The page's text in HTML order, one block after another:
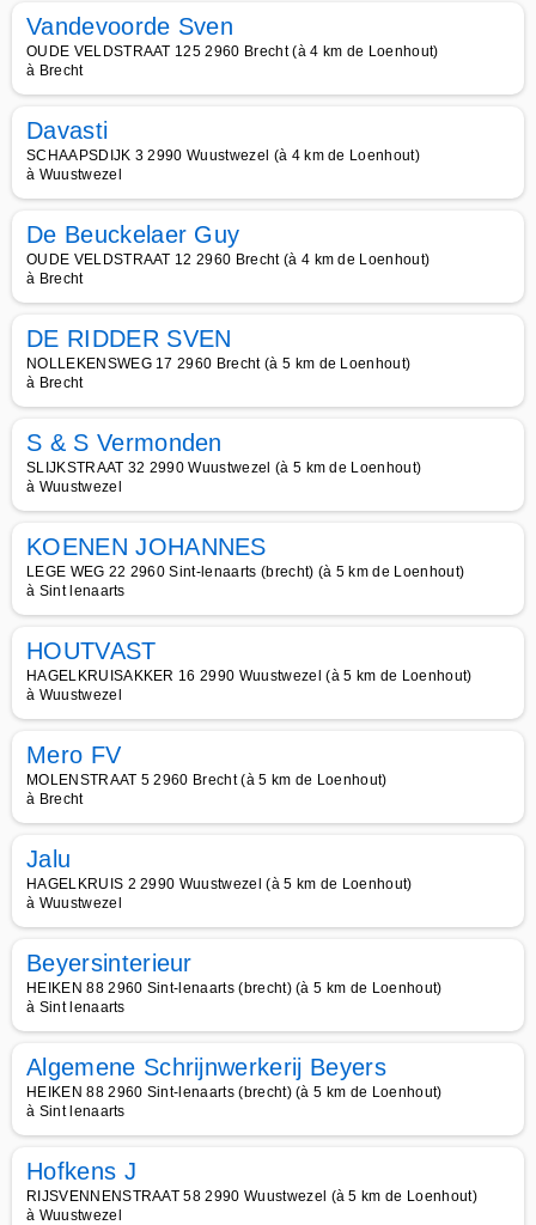
Vandevoorde Sven
OUDE VELDSTRAAT 125 2960 Brecht (à 4 km de Loenhout)
à Brecht
Davasti
SCHAAPSDIJK 3 2990 Wuustwezel (à 4 km de Loenhout)
à Wuustwezel
De Beuckelaer Guy
OUDE VELDSTRAAT 12 2960 Brecht (à 4 km de Loenhout)
à Brecht
DE RIDDER SVEN
NOLLEKENSWEG 17 2960 Brecht (à 5 km de Loenhout)
à Brecht
S & S Vermonden
SLIJKSTRAAT 32 2990 Wuustwezel (à 5 km de Loenhout)
à Wuustwezel
KOENEN JOHANNES
LEGE WEG 22 2960 Sint-lenaarts (brecht) (à 5 km de Loenhout)
à Sint lenaarts
HOUTVAST
HAGELKRUISAKKER 16 2990 Wuustwezel (à 5 km de Loenhout)
à Wuustwezel
Mero FV
MOLENSTRAAT 5 2960 Brecht (à 5 km de Loenhout)
à Brecht
Jalu
HAGELKRUIS 2 2990 Wuustwezel (à 5 km de Loenhout)
à Wuustwezel
Beyersinterieur
HEIKEN 88 2960 Sint-lenaarts (brecht) (à 5 km de Loenhout)
à Sint lenaarts
Algemene Schrijnwerkerij Beyers
HEIKEN 88 2960 Sint-lenaarts (brecht) (à 5 km de Loenhout)
à Sint lenaarts
Hofkens J
RIJSVENNENSTRAAT 58 2990 Wuustwezel (à 5 km de Loenhout)
à Wuustwezel